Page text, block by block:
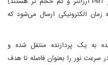
الکترونیکی ارسال می‌شود که
به یک پردازنده منتقل شده و
نور را بعنوان فاصله تا هدف